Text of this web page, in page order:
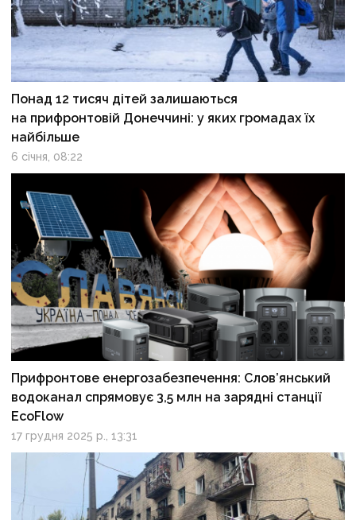
Понад 12 тисяч дітей залишаються
на прифронтовій Донеччині: у яких громадах їх
найбільше
6 січня, 08:22
Прифронтове енергозабезпечення: Слов’янський
водоканал спрямовує 3,5 млн на зарядні станції
EcoFlow
17 грудня 2025 р., 13:31